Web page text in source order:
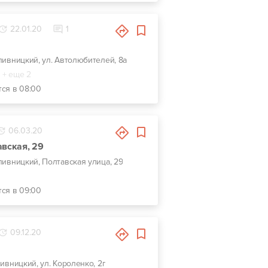
22.01.20 1
ул. Автолюбителей, 8а
+ еще 2
в 08:00
06.03.20
29
Полтавская улица, 29
в 09:00
09.12.20
ул. Короленко, 2г